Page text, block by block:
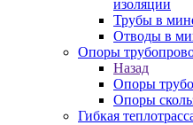
изоляции
Трубы в
Отводы в
Опоры
Назад
Опоры
Опоры
Гибкая